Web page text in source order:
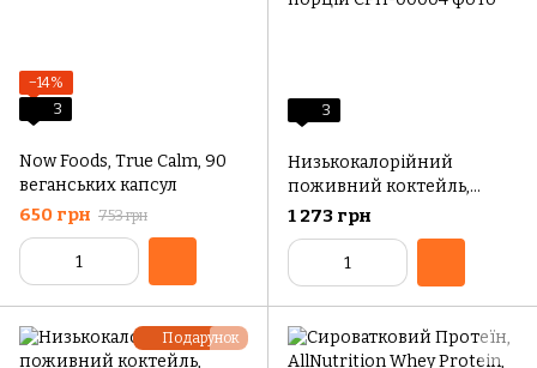
−14%
3
Now Foods, True Calm, 90
веганських капсул
650 грн 753 грн
3
Низькокалорійний
поживний коктейль,
CHOICE Pro Healthy Mix
Protein Control, 405 г / 15
порцій
1 273 грн
Подарунок